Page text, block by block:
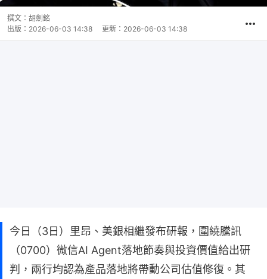
撰文： 胡劍銘
出版： 2026-06-03 14:38 更新： 2026-06-03 14:38
今日（3日）里昂、美銀相繼發布研報，圍繞騰訊
（0700）微信AI Agent落地節奏與投資價值給出研
判，兩行均認為產品落地將帶動公司估值修復。其